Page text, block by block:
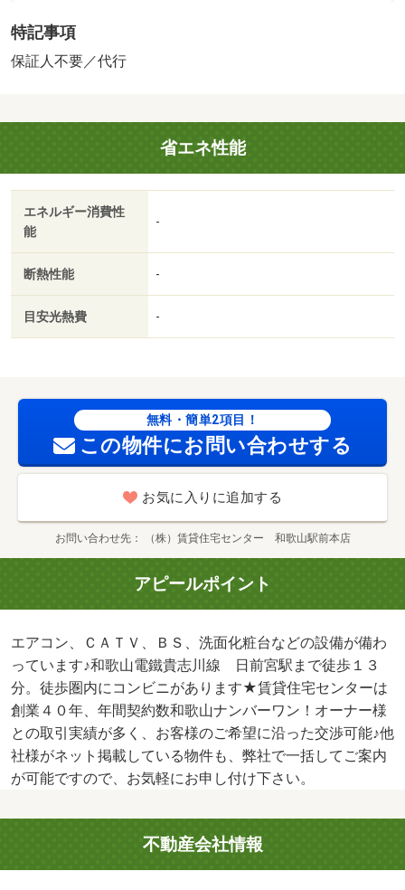
～・☆敷金・礼金０円☆ インターネット使用料不要♪
敷地内に防犯カメラ完備でセキュリティ面に配慮★ 和歌
料 7700円/美装代 33000円
特記事項
保証人不要／代行
省エネ性能
エネルギー消費性
能
-
断熱性能 -
目安光熱費 -
無料・簡単2項目！
この物件にお問い合わせする
お気に入りに追加する
お問い合わせ先 （株）賃貸住宅センター 和歌山駅前本店
アピールポイント
エアコン、ＣＡＴＶ、ＢＳ、洗面化粧台などの設備が備わ
っています♪和歌山電鐵貴志川線 日前宮駅まで徒歩１３
分。徒歩圏内にコンビニがあります★賃貸住宅センターは
創業４０年、年間契約数和歌山ナンバーワン！オーナー様
との取引実績が多く、お客様のご希望に沿った交渉可能♪他
社様がネット掲載している物件も、弊社で一括してご案内
が可能ですので、お気軽にお申し付け下さい。
不動産会社情報